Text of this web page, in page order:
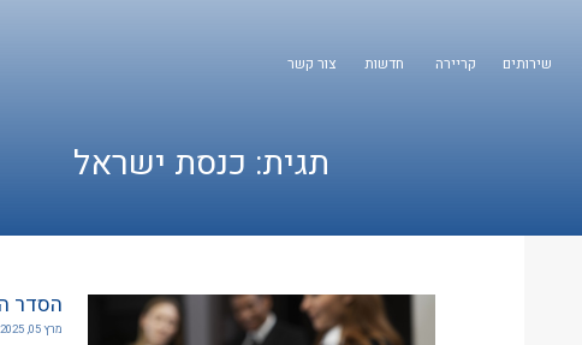
שירותים קריירה חדשות צור קשר
תגית: כנסת ישראל
הסדר
מרץ 05, 2025